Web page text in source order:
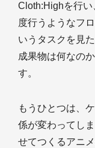
Cloth:Highを行
度行うようなフ
いうタスクを見
成果物は何なの
す。
もうひとつは、
係が変わってし
せてつくるアニ